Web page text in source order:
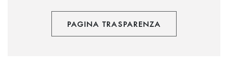
PAGINA TRASPARENZA